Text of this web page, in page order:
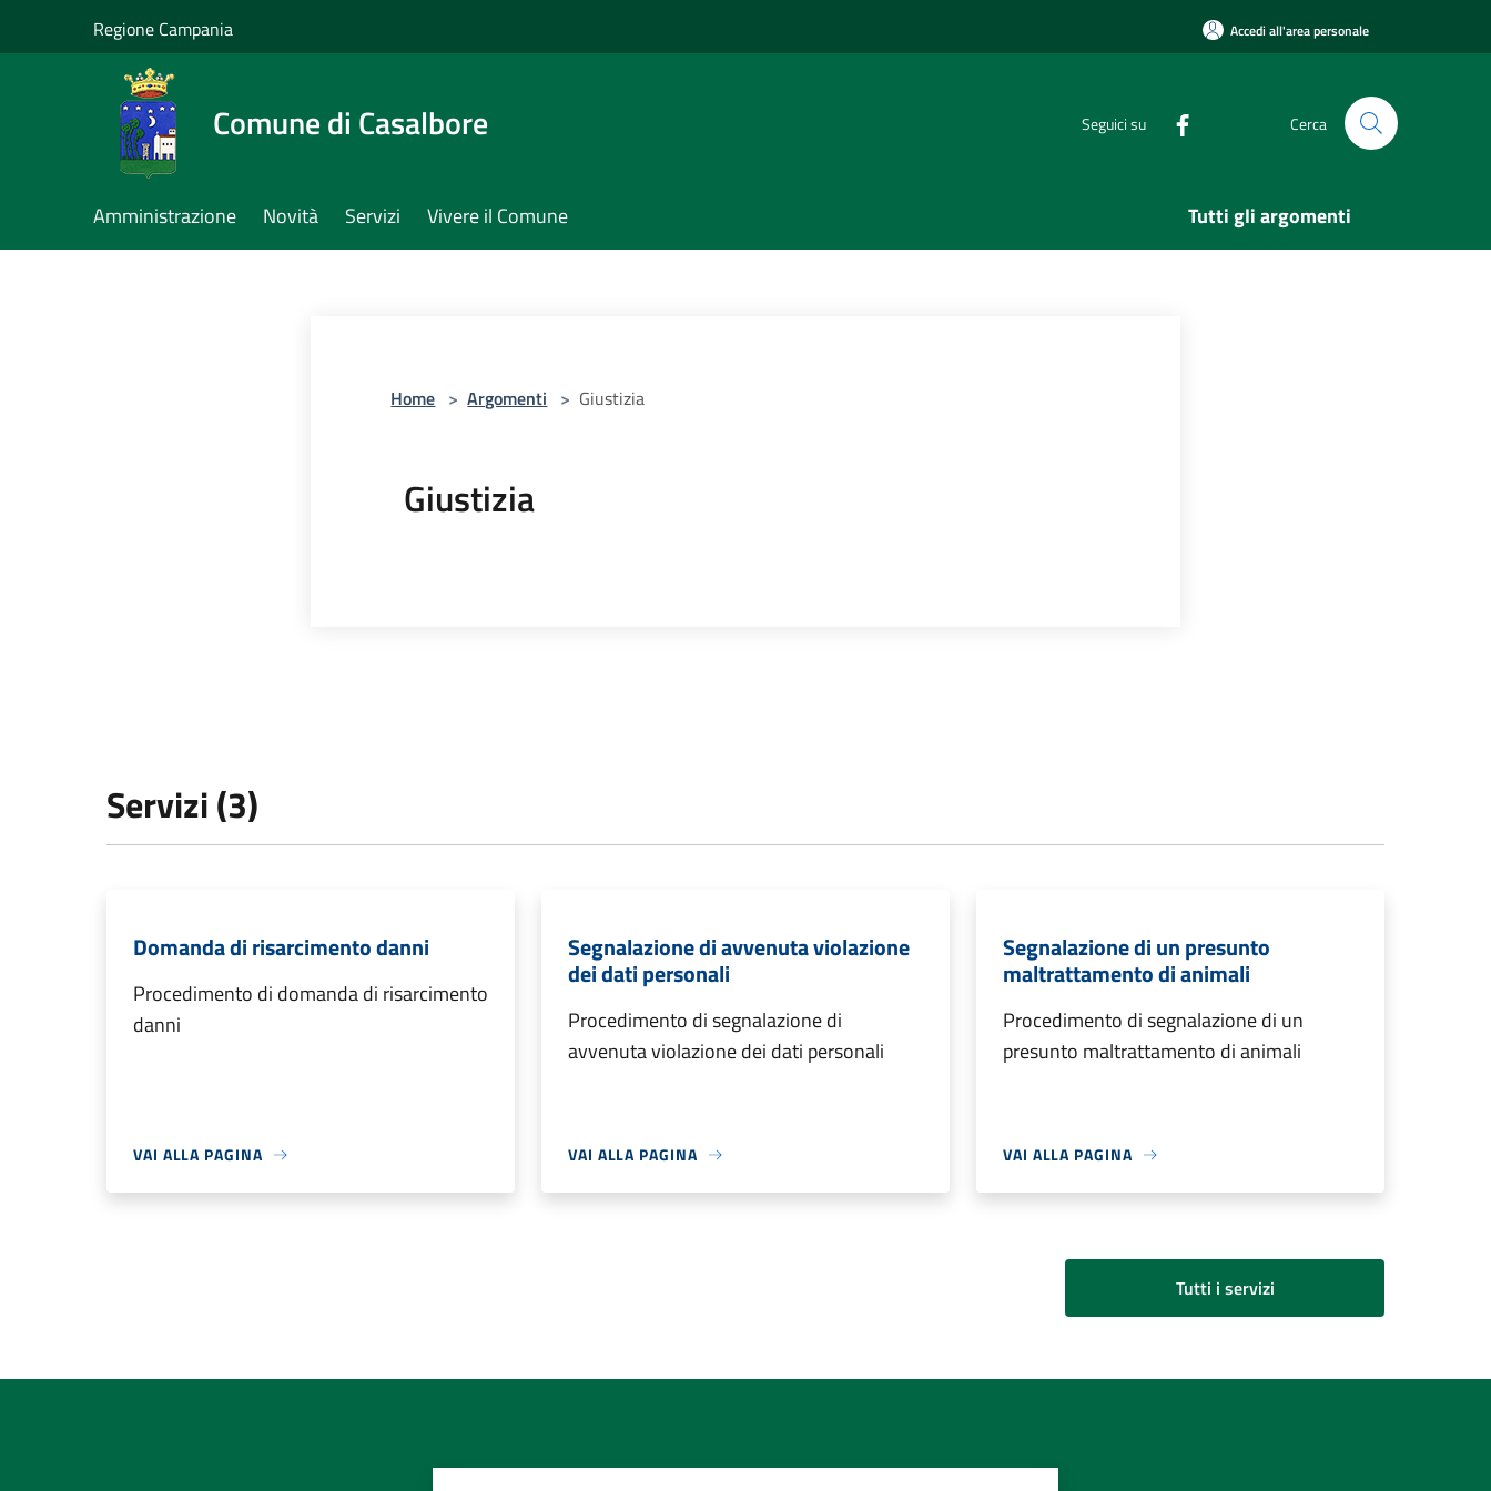
Regione Campania Accedi all'area personale
Comune di Casalbore Seguici su Cerca
Amministrazione Novità Servizi Vivere il Comune Tutti gli argomenti
Home > Argomenti > Giustizia
Giustizia
Servizi (3)
Domanda di risarcimento danni
Procedimento di domanda di risarcimento
danni
VAI ALLA PAGINA
Segnalazione di avvenuta violazione
dei dati personali
Procedimento di segnalazione di
avvenuta violazione dei dati personali
VAI ALLA PAGINA
Segnalazione di un presunto
maltrattamento di animali
Procedimento di segnalazione di un
presunto maltrattamento di animali
VAI ALLA PAGINA
Tutti i servizi